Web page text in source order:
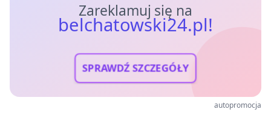
Zareklamuj się na
belchatowski24.pl!
SPRAWDŹ SZCZEGÓŁY
autopromocja